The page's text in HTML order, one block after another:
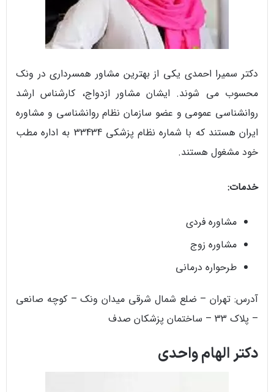
دکتر سمیرا احمدی یکی از بهترین مشاور همسرداری در ونک
محسوب می شوند. ایشان مشاور ازدواج، کارشناس ارشد
روانشناسی عمومی و عضو سازمان نظام روانشناسی و مشاوره
ایران هستند که با شماره نظام پزشکی 33434 به اداره مطب
خود مشغول هستند.
خدمات:
مشاوره فردی
مشاوره زوج
طرحواره درمانی
آدرس: تهران – ضلع شمال شرقی میدان ونک – کوچه صانعی
– پلاک 33 – ساختمان پزشکان صدف
دکتر الهام واحدی